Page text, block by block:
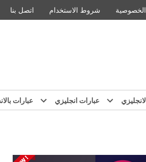
شروط الاستخدام اتصل بنا
عبارات انجليزي عبارات